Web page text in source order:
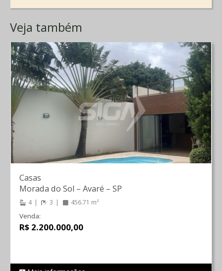
Veja também
Casas
Morada do Sol – Avaré – SP
4 3 456.71 m²
Venda:
R$ 2.200.000,00